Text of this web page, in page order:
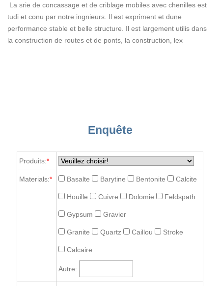
La srie de concassage et de criblage mobiles avec chenilles est
tudi et conu par notre ingnieurs. Il est expriment et dune
performance stable et belle structure. Il est largement utilis dans
la construction de routes et de ponts, la construction, lex
Enquête
Produits:*
Materials:* Basalte Barytine Bentonite Calcite
Houille Cuivre Dolomie Feldspath
Gypsum Gravier
Granite Quartz Caillou Stroke
Calcaire
Autre: